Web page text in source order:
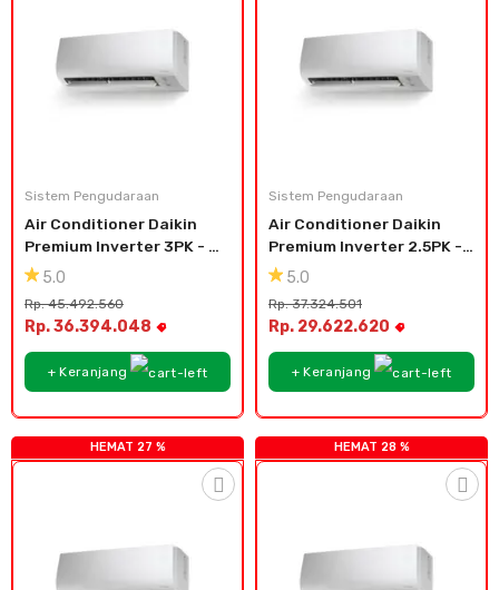
Sistem Pengudaraan
Air Conditioner Daikin
Premium Inverter 3PK -
FTKM71
5.0
Rp. 45.492.560
Rp. 36.394.048
+ Keranjang
Sistem Pengudaraan
Air Conditioner Daikin
Premium Inverter 2.5PK -
FTKM60
5.0
Rp. 37.324.501
Rp. 29.622.620
+ Keranjang
HEMAT 27 % HEMAT 28 %